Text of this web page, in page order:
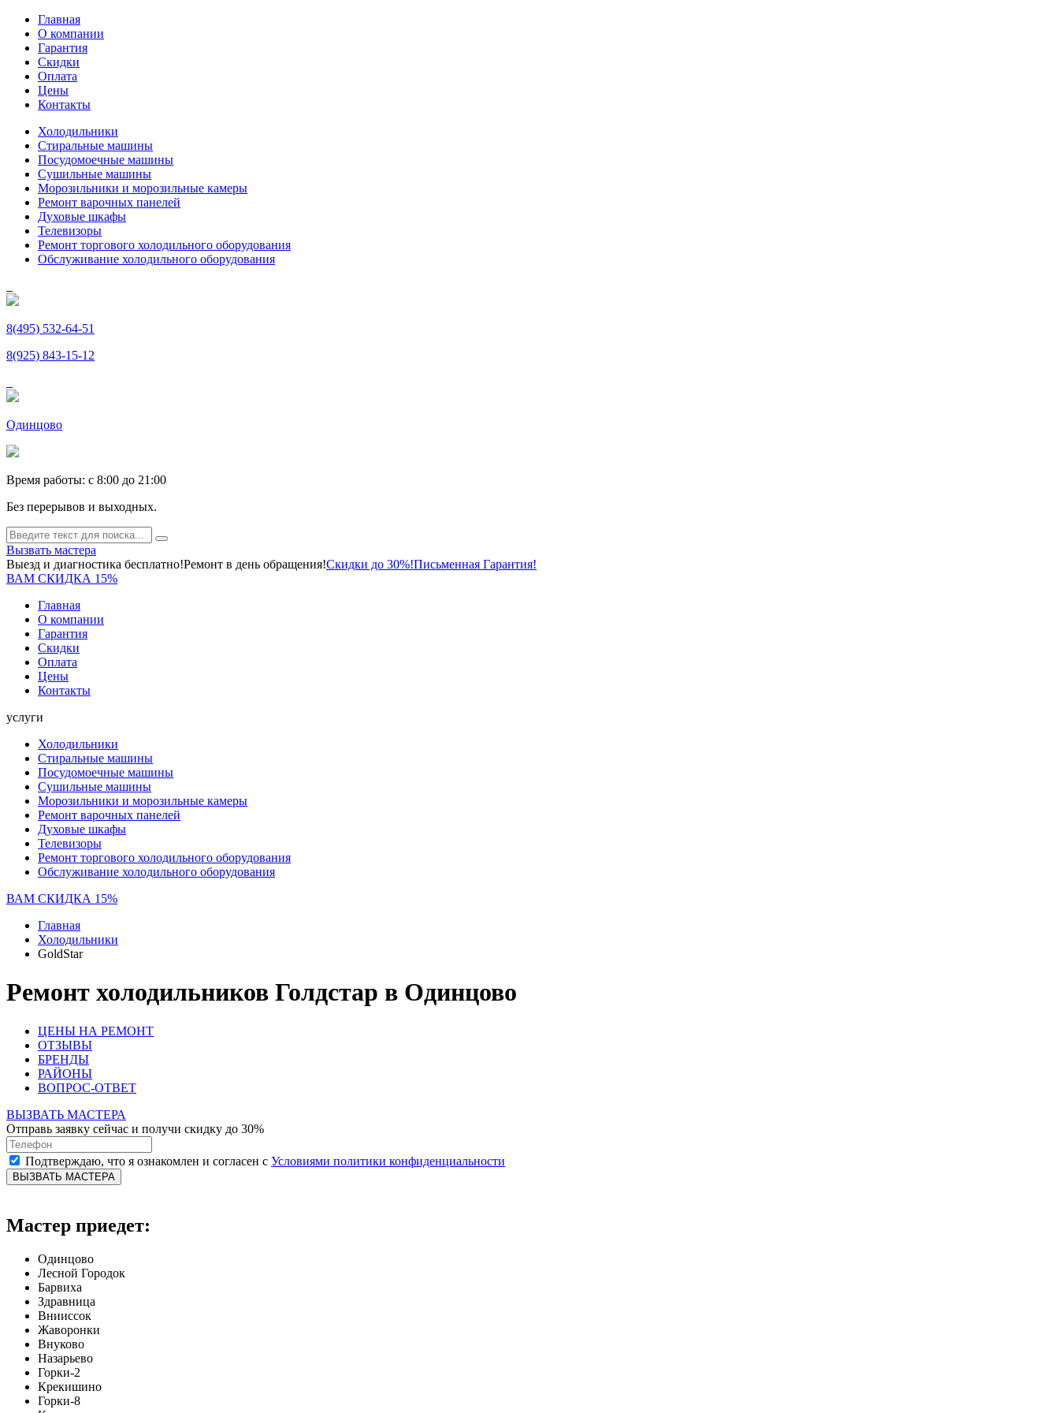
Главная
О компании
Гарантия
Скидки
Оплата
Цены
Контакты
Холодильники
Стиральные машины
Посудомоечные машины
Сушильные машины
Морозильники и морозильные камеры
Ремонт варочных панелей
Духовые шкафы
Телевизоры
Ремонт торгового холодильного оборудования
Обслуживание холодильного оборудования
8(495) 532-64-51
8(925) 843-15-12
Одинцово
Время работы: c 8:00 до 21:00
Без перерывов и выходных.
Вызвать мастера
Выезд и диагностика бесплатно!Ремонт в день обращения!Скидки до 30%!Письменная Гарантия!
ВАМ СКИДКА 15%
Главная
О компании
Гарантия
Скидки
Оплата
Цены
Контакты
услуги
Холодильники
Стиральные машины
Посудомоечные машины
Сушильные машины
Морозильники и морозильные камеры
Ремонт варочных панелей
Духовые шкафы
Телевизоры
Ремонт торгового холодильного оборудования
Обслуживание холодильного оборудования
ВАМ СКИДКА 15%
Главная
Холодильники
GoldStar
Ремонт холодильников Голдстар в Одинцово
ЦЕНЫ НА РЕМОНТ
ОТЗЫВЫ
БРЕНДЫ
РАЙОНЫ
ВОПРОС-ОТВЕТ
ВЫЗВАТЬ МАСТЕРА
Отправь заявку сейчас и получи скидку до 30%
Подтверждаю, что я ознакомлен и согласен с Условиями политики конфиденциальности
ВЫЗВАТЬ МАСТЕРА
Мастер приедет:
Одинцово
Лесной Городок
Барвиха
Здравница
Внииссок
Жаворонки
Внуково
Назарьево
Горки-2
Крекишино
Горки-8